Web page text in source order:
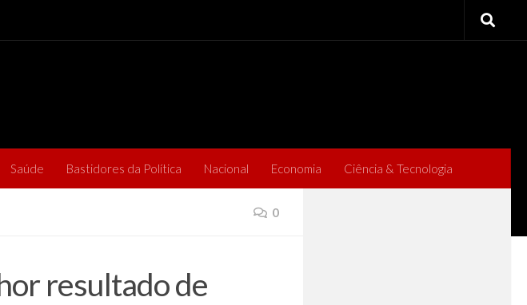
Saúde Bastidores da Política Nacional Economia Ciência & Tecnologia
0
resultado de